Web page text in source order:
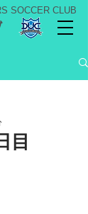
SOCCER CLUB
目